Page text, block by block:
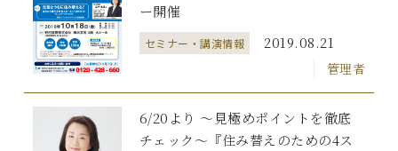
ー開催
セミナー・講演情報 2019.08.21
管理者
6/20より ～見極めポイントを徹底
チェック～『住み替えのための4ス